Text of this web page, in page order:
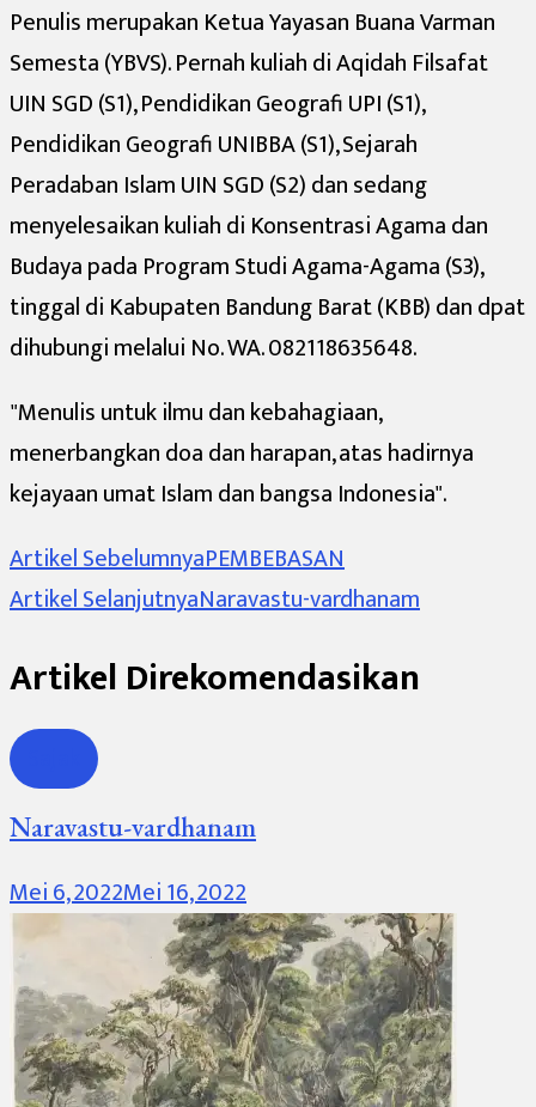
Penulis merupakan Ketua Yayasan Buana Varman
Semesta (YBVS). Pernah kuliah di Aqidah Filsafat
UIN SGD (S1), Pendidikan Geografi UPI (S1),
Pendidikan Geografi UNIBBA (S1), Sejarah
Peradaban Islam UIN SGD (S2) dan sedang
menyelesaikan kuliah di Konsentrasi Agama dan
Budaya pada Program Studi Agama-Agama (S3),
tinggal di Kabupaten Bandung Barat (KBB) dan dpat
dihubungi melalui No. WA. 082118635648.
"Menulis untuk ilmu dan kebahagiaan,
menerbangkan doa dan harapan,atas hadirnya
kejayaan umat Islam dan bangsa Indonesia".
Navigasi
Artikel
Artikel SebelumnyaPEMBEBASAN
Artikel SelanjutnyaNaravastu-vardhanam
Artikel Direkomendasikan
Naravastu-vardhanam
Mei 6, 2022Mei 16, 2022